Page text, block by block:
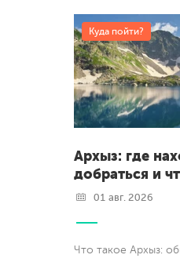
Куда пойти?
Архыз: где
добраться и
01 авг. 2026
Что такое Архыз: